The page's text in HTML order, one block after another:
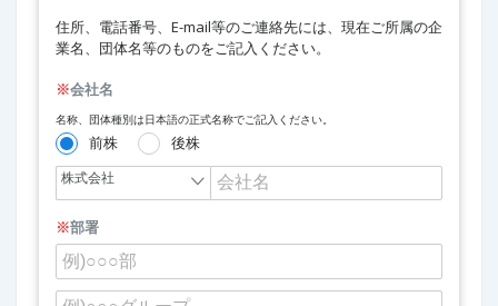
住所、電話番号、E-mail等のご連絡先には、現在ご所属の企
業名、団体名等のものをご記入ください。
※会社名
名称、団体種別は日本語の正式名称でご記入ください。
前株 後株
※部署